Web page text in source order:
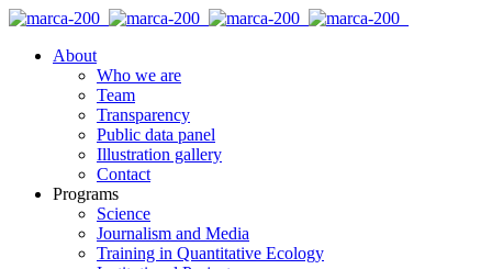
About
Who we are
Team
Transparency
Public data panel
Illustration gallery
Contact
Programs
Science
Journalism and Media
Training in Quantitative Ecology